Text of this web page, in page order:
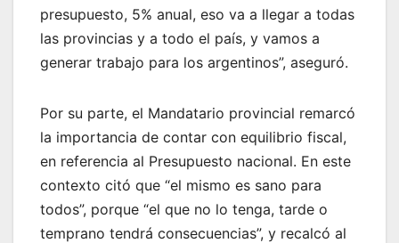
presupuesto, 5% anual, eso va a llegar a todas
las provincias y a todo el país, y vamos a
generar trabajo para los argentinos”, aseguró.
Por su parte, el Mandatario provincial remarcó
la importancia de contar con equilibrio fiscal,
en referencia al Presupuesto nacional. En este
contexto citó que “el mismo es sano para
todos”, porque “el que no lo tenga, tarde o
temprano tendrá consecuencias”, y recalcó al